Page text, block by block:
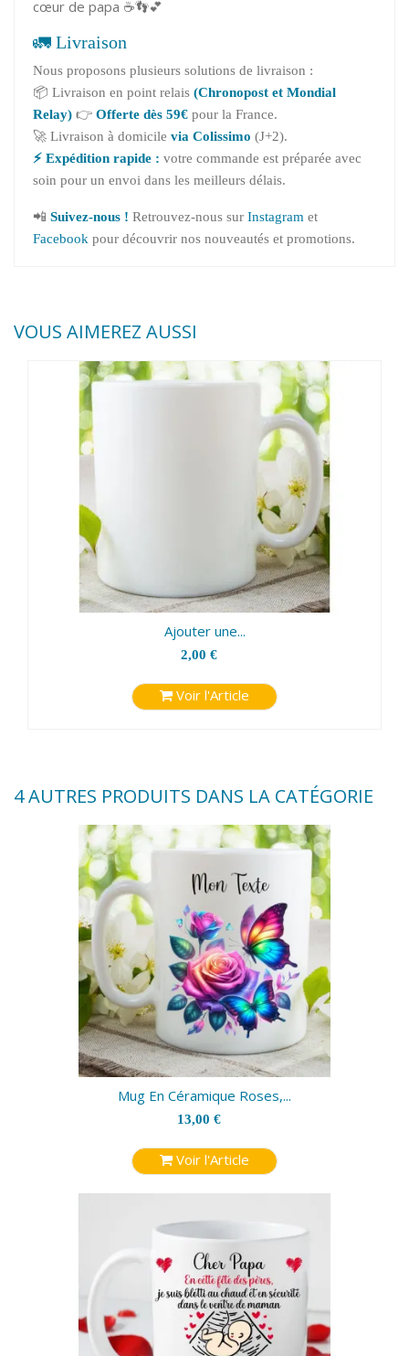
cœur de papa ☕👣💕
🚛 Livraison
Nous proposons plusieurs solutions de livraison :
📦 Livraison en point relais (Chronopost et Mondial
Relay) 👉 Offerte dès 59€ pour la France.
🚀 Livraison à domicile via Colissimo (J+2).
⚡ Expédition rapide : votre commande est préparée avec
soin pour un envoi dans les meilleurs délais.
📲 Suivez-nous ! Retrouvez-nous sur Instagram et
Facebook pour découvrir nos nouveautés et promotions.
VOUS AIMEREZ AUSSI
Ajouter une...
2,00 €
Voir l'Article
4 AUTRES PRODUITS DANS LA CATÉGORIE
Mug En Céramique Roses,...
13,00 €
Voir l'Article